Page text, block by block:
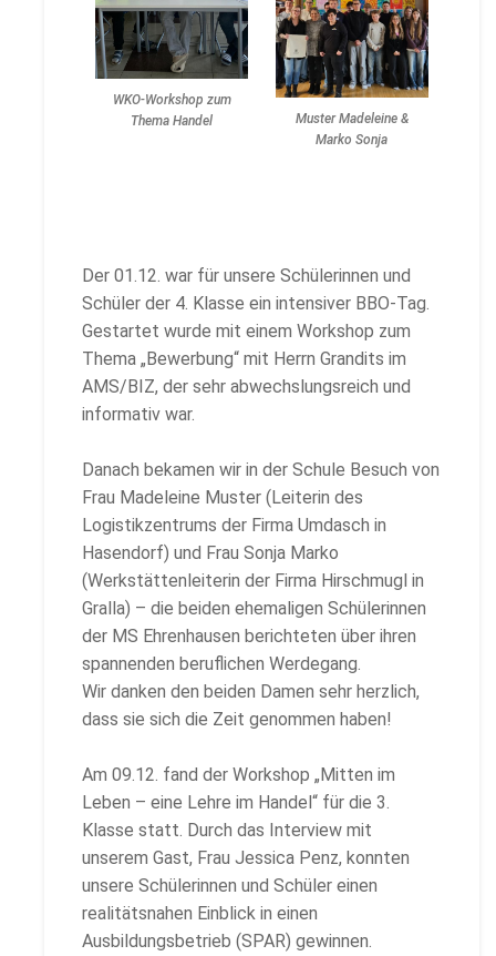
WKO-Workshop zum
Thema Handel
Muster Madeleine &
Marko Sonja
Der 01.12. war für unsere Schülerinnen und
Schüler der 4. Klasse ein intensiver BBO-Tag.
Gestartet wurde mit einem Workshop zum
Thema „Bewerbung“ mit Herrn Grandits im
AMS/BIZ, der sehr abwechslungsreich und
informativ war.
Danach bekamen wir in der Schule Besuch von
Frau Madeleine Muster (Leiterin des
Logistikzentrums der Firma Umdasch in
Hasendorf) und Frau Sonja Marko
(Werkstättenleiterin der Firma Hirschmugl in
Gralla) – die beiden ehemaligen Schülerinnen
der MS Ehrenhausen berichteten über ihren
spannenden beruflichen Werdegang.
Wir danken den beiden Damen sehr herzlich,
dass sie sich die Zeit genommen haben!
Am 09.12. fand der Workshop „Mitten im
Leben – eine Lehre im Handel“ für die 3.
Klasse statt. Durch das Interview mit
unserem Gast, Frau Jessica Penz, konnten
unsere Schülerinnen und Schüler einen
realitätsnahen Einblick in einen
Ausbildungsbetrieb (SPAR) gewinnen.